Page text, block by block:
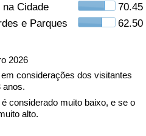
Cidade
70.45
e Parques
62.50
2026
considerações dos visitantes
anos.
considerado muito baixo, e se o
alto.
País